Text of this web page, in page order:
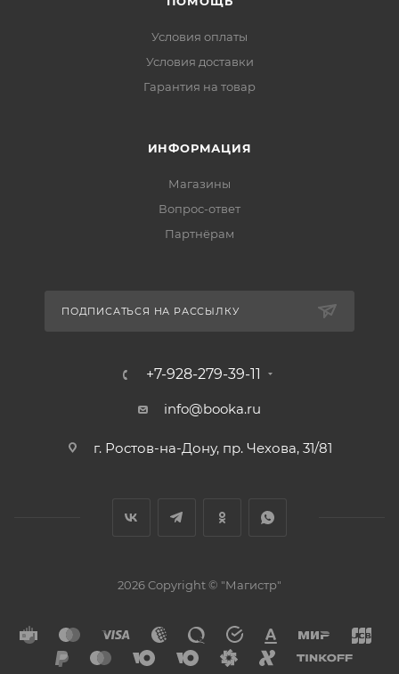
Условия оплаты
Условия доставки
Гарантия на товар
ИНФОРМАЦИЯ
Магазины
Вопрос-ответ
Партнёрам
ПОДПИСАТЬСЯ НА РАССЫЛКУ
+7-928-279-39-11
info@booka.ru
г. Ростов-на-Дону, пр. Чехова, 31/81
2026 Copyright © "Магистр"